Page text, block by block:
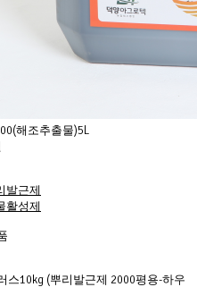
해조추출물)5L
발근제
활성제
스10kg (뿌리발근제 2000평용-하우